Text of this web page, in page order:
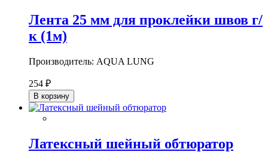
Лента 25 мм для проклейки швов г/
к (1м)
Производитель: AQUA LUNG
254 ₽
В корзину
Латексный шейный обтюратор